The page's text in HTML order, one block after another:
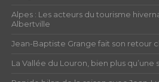
Alpes : Les acteurs du tourisme
Albertville
Jean-Baptiste Grange fait son retour
La Vallée du Louron, bien plus qu’une